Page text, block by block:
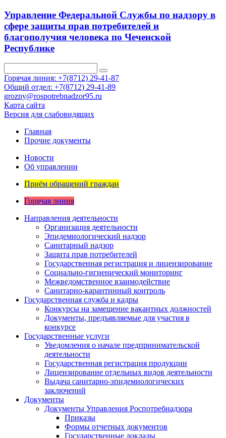
Управление Федеральной Службы по надзору в
сфере защиты прав потребителей и
благополучия человека по Чеченской
Республике
Горячая линия: +7(8712) 29-41-87
Общий отдел: +7(8712) 29-41-89
grozny@rospotrebnadzor95.ru
Карта сайта
Версия для слабовидящих
Главная
Прочие документы
Новости
Об управлении
Приём обращений граждан
Горячая линия
Направления деятельности
Организация деятельности
Эпидемиологический надзор
Санитарный надзор
Защита прав потребителей
Государственная регистрация и лицензирование
Социально-гигиенический мониторинг
Межведомственное взаимодействие
Санитарно-карантинный контроль
Государственная служба и кадры
Конкурсы на замещение вакантных должностей
Документы, предъявляемые для участия в
конкурсе
Государственные услуги
Уведомления о начале предпринимательской
деятельности
Государственная регистрация продукции
Лицензирование отдельных видов деятельности
Выдача санитарно-эпидемиологических
заключений
Документы
Документы Управления Роспотребнадзора
Приказы
Формы отчетных документов
Государственные доклады